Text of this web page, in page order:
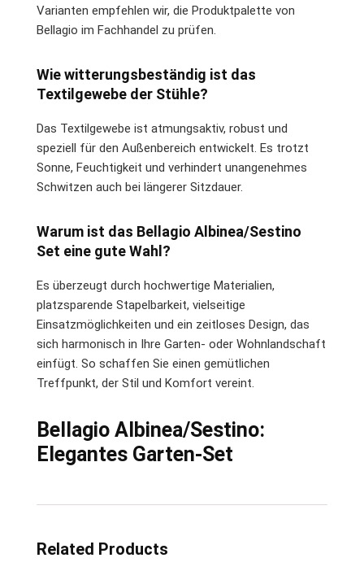
Varianten empfehlen wir, die Produktpalette von
Bellagio im Fachhandel zu prüfen.
Wie witterungsbeständig ist das
Textilgewebe der Stühle?
Das Textilgewebe ist atmungsaktiv, robust und
speziell für den Außenbereich entwickelt. Es trotzt
Sonne, Feuchtigkeit und verhindert unangenehmes
Schwitzen auch bei längerer Sitzdauer.
Warum ist das Bellagio Albinea/Sestino
Set eine gute Wahl?
Es überzeugt durch hochwertige Materialien,
platzsparende Stapelbarkeit, vielseitige
Einsatzmöglichkeiten und ein zeitloses Design, das
sich harmonisch in Ihre Garten- oder Wohnlandschaft
einfügt. So schaffen Sie einen gemütlichen
Treffpunkt, der Stil und Komfort vereint.
Bellagio Albinea/Sestino:
Elegantes Garten-Set
Related Products